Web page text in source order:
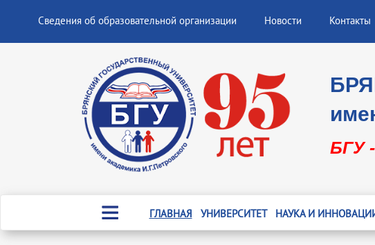
Сведения об образовательной организации Новости Контакты
БГУ
ГЛАВНАЯ УНИВЕРСИТЕТ НАУКА И